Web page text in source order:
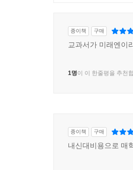
종이책 구매
교과서가 미래엔이
1명이 이 한줄평을 추천
종이책 구매
내신대비용으로 매